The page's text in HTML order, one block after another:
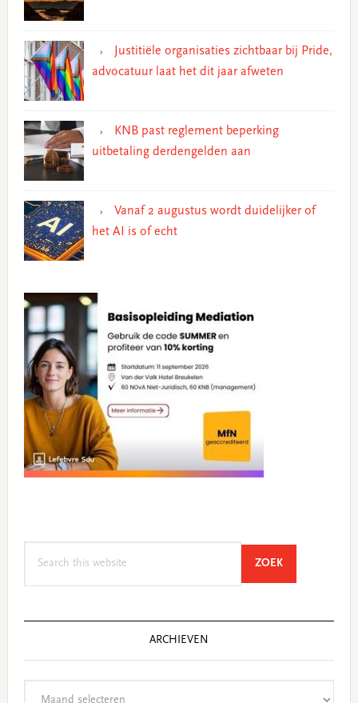
Justitiële organisaties zichtbaar bij Pride,
advocatuur laat het dit jaar afweten
KNB past reglement beperking
uitbetaling derdengelden aan
Vanaf 2 augustus wordt duidelijker of
het AI is of echt
ZOEKSEARCH
ARCHIEVEN